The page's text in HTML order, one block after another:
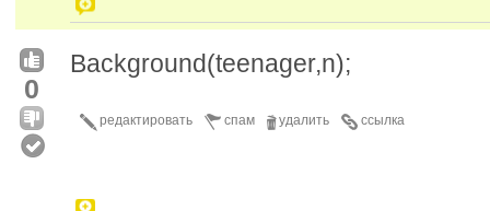
0
Background(teenager,n);
ссылка
удалить
спам
редактировать